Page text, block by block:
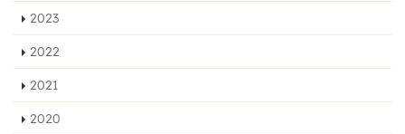
2023
2022
2021
2020